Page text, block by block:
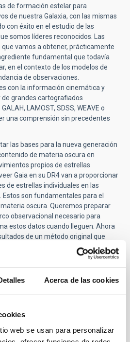
Acerca de las cookies
web se usan para personalizar
de formación estelar para
de nuestra Galaxia, con las mismas
con éxito en el estudio de las
somos líderes reconocidos. Las
vamos a obtener, prácticamente
fundamental que todavía
en el contexto de los modelos de
de observaciones.
con la información cinemática y
grandes cartografiados
LAMOST, SDSS, WEAVE o
una comprensión sin precedentes
las bases para la nueva generación
de materia oscura en
propios de estrellas
Gaia en su DR4 van a proporcionar
de estrellas individuales en las
Estos son fundamentales para el
oscura. Queremos preparar
observacional necesario para
estos datos cuando lleguen. Ahora
de un método original que
precisión el perfil radial y la
materia oscura en galaxias con
internacionalmente en los
demuestra el alto impacto de los
26 cit; Gallart+2019, 51 cit), las
espectroscópicos clave como